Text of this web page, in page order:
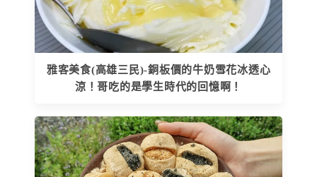
雅客美食(高雄三民)-銅板價的牛奶雪花冰透心
涼！哥吃的是學生時代的回憶啊！